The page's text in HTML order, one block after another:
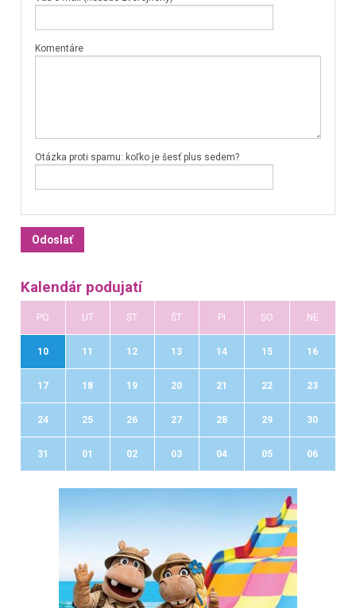
Komentáre
Otázka proti spamu: koľko je šesť plus sedem?
Kalendár podujatí
PO UT ST ŠT PI SO NE
10 11 12 13 14 15 16
17 18 19 20 21 22 23
24 25 26 27 28 29 30
31 01 02 03 04 05 06